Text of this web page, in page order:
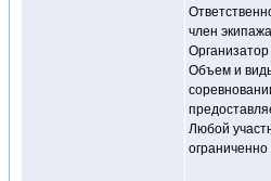
член
Объем и
Любой